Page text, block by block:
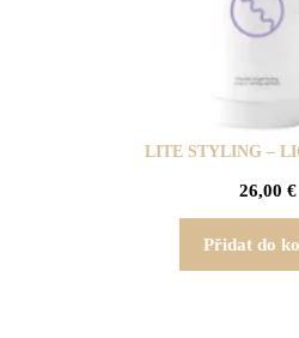
LITE STYLING –
26,00 €
Přidat do